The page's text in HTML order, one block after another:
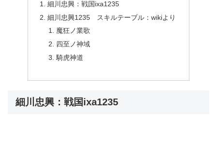
細川忠興：戦国ixa1235
細川忠興1235 スキルテーブル：wikiより
魔狂ノ業歌
四至ノ神域
騎虎神道
細川忠興：戦国ixa1235